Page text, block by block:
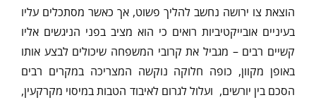
הוצאת צו ירושה נחשב להליך פשוט, אך כאשר מסתכלים עליו
בעיניים אובייקטיביות רואים כי הוא מציב בפני הניגשים אליו
קשיים רבים – מגביל את קרובי המשפחה שיכולים לבצע אותו
באופן מקוון, כופה חלוקה נוקשה המצריכה במקרים רבים
הסכם בין יורשים, ועלול לגרום לאיבוד הטבות במיסוי מקרקעין,